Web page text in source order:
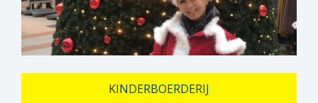
KINDERBOERDERIJ